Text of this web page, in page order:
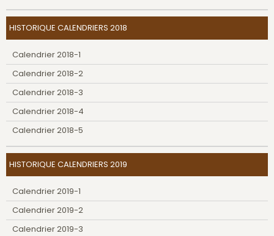
HISTORIQUE CALENDRIERS 2018
Calendrier 2018-1
Calendrier 2018-2
Calendrier 2018-3
Calendrier 2018-4
Calendrier 2018-5
HISTORIQUE CALENDRIERS 2019
Calendrier 2019-1
Calendrier 2019-2
Calendrier 2019-3